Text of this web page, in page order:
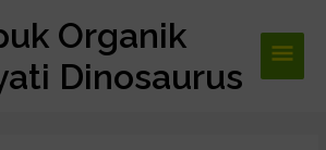
Organik
Dinosaurus